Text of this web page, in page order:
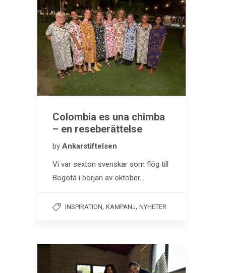
Colombia es una chimba
– en reseberättelse
by Ankarstiftelsen
Vi var sexton svenskar som flög till
Bogotá i början av oktober…
INSPIRATION, KAMPANJ, NYHETER